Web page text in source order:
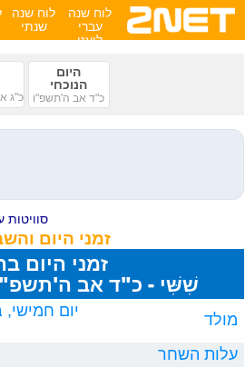
לוח שנה
עברי
לועזי
לוח שנה
שנתי
היום
הנוכחי
כ"ד אב ה'תשפ"ו כ"ג
סוויטות
זמני היום
זמני היום
שִׁשִּׁי - כ"ד אב ה'תשפ"ו, 07/08/
מולד
עלות השחר